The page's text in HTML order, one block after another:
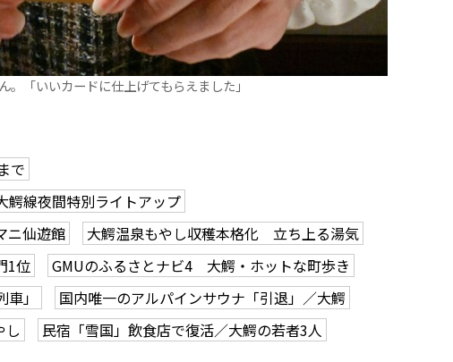
。「いいカードに仕上げてもらえました」
で
鰐線夜間特別ライトアップ
ニ仙遊館
大鰐温泉もやし収穫本格化 立ち上る湯気
1位
GMUのふるさとナビ4 大鰐・ホットな町歩き
」
国内唯一のアルパインサウナ「引退」／大鰐
し
民宿「雪国」飲食店で復活／大鰐の若者3人